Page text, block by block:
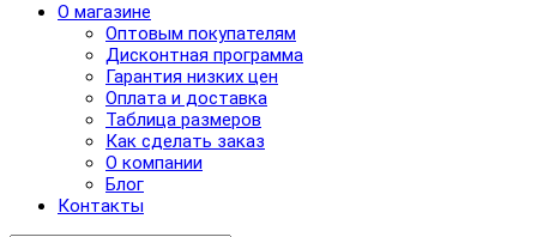
О магазине
Оптовым покупателям
Дисконтная программа
Гарантия низких цен
Оплата и доставка
Таблица размеров
Как сделать заказ
О компании
Блог
Контакты